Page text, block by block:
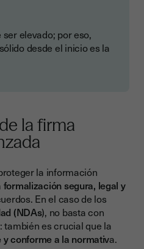
elevado; por eso,
desde el inicio es la
la firma
la información
formalización segura, legal y
En el caso de los
(NDAs), no basta con
es crucial que la
conforme a la normativa.